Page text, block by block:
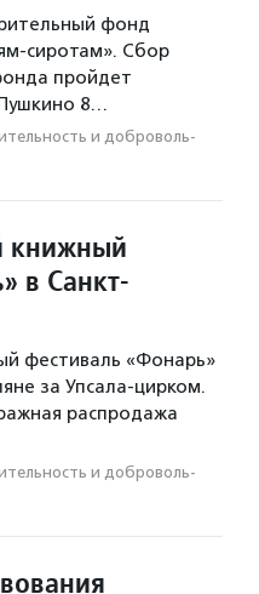
фонд
сиротам». Сбор
пройдет
Пушкино 8…
и доброволь­
книжный
в Санкт-
фестиваль «Фонарь»
за Упсала-цирком.
распродажа
и доброволь­